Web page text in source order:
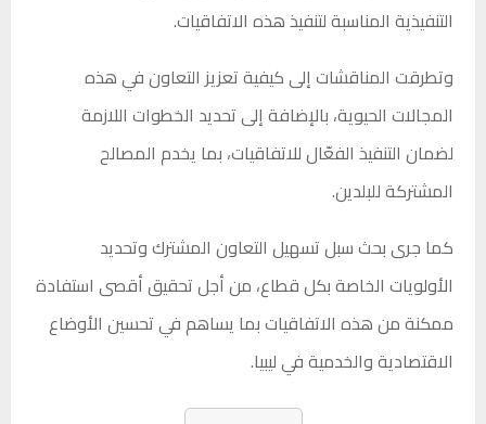
التنفيذية المناسبة لتنفيذ هذه الاتفاقيات.
وتطرقت المناقشات إلى كيفية تعزيز التعاون في هذه
المجالات الحيوية، بالإضافة إلى تحديد الخطوات اللازمة
لضمان التنفيذ الفعّال للاتفاقيات، بما يخدم المصالح
المشتركة للبلدين.
كما جرى بحث سبل تسهيل التعاون المشترك وتحديد
الأولويات الخاصة بكل قطاع، من أجل تحقيق أقصى استفادة
ممكنة من هذه الاتفاقيات بما يساهم في تحسين الأوضاع
الاقتصادية والخدمية في ليبيا.